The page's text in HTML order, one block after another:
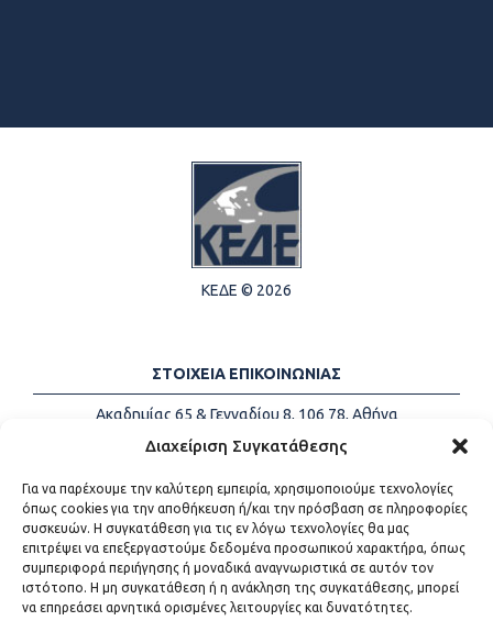
Διαχείριση Συγκατάθεσης
Για να παρέχουμε την καλύτερη εμπειρία, χρησιμοποιούμε τεχνολογίες
όπως cookies για την αποθήκευση ή/και την πρόσβαση σε πληροφορίες
συσκευών. Η συγκατάθεση για τις εν λόγω τεχνολογίες θα μας
επιτρέψει να επεξεργαστούμε δεδομένα προσωπικού χαρακτήρα, όπως
συμπεριφορά περιήγησης ή μοναδικά αναγνωριστικά σε αυτόν τον
ιστότοπο. Η μη συγκατάθεση ή η ανάκληση της συγκατάθεσης, μπορεί
να επηρεάσει αρνητικά ορισμένες λειτουργίες και δυνατότητες.
ΚΕΔΕ © 2026
ΣΤΟΙΧΕΙΑ ΕΠΙΚΟΙΝΩΝΙΑΣ
Ακαδημίας 65 & Γενναδίου 8, 106 78, Αθήνα
Τηλέφωνα:
+30 213-2147500
Email:
info@kede.gr
ΧΡΗΣΙΜΟΙ ΣΥΝΔΕΣΜΟΙ
Η ΚΕΔΕ